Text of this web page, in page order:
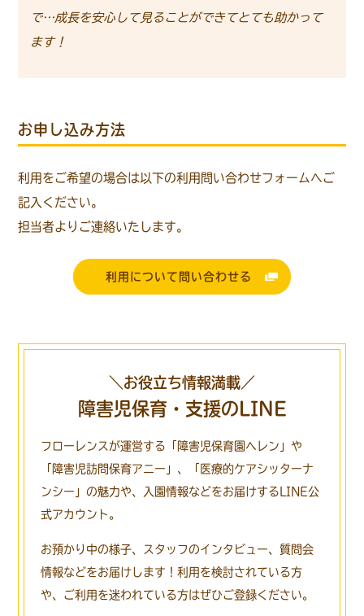
で…成長を安心して見ることができてとても助かって
ます！
お申し込み方法
利用をご希望の場合は以下の利用問い合わせフォームへご
記入ください。
担当者よりご連絡いたします。
利用について問い合わせる
＼お役立ち情報満載／
障害児保育・支援のLINE
フローレンスが運営する「障害児保育園ヘレン」や
「障害児訪問保育アニー」、
「医療的ケアシッターナ
ンシー」の魅力や、入園情報などをお届けするLINE公
式アカウント。
お預かり中の様子、スタッフのインタビュー、質問会
情報などをお届けします！利用を検討されている方
や、ご利用を迷われている方はぜひご登録ください。